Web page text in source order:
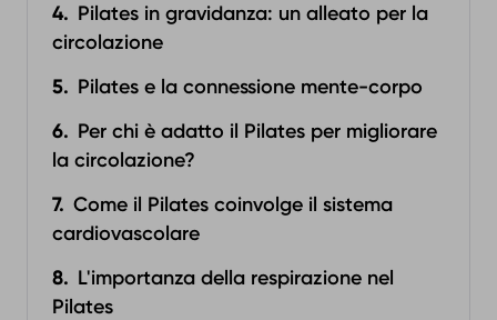
Pilates in gravidanza: un alleato per la
circolazione
Pilates e la connessione mente-corpo
Per chi è adatto il Pilates per migliorare
la circolazione?
Come il Pilates coinvolge il sistema
cardiovascolare
L'importanza della respirazione nel
Pilates